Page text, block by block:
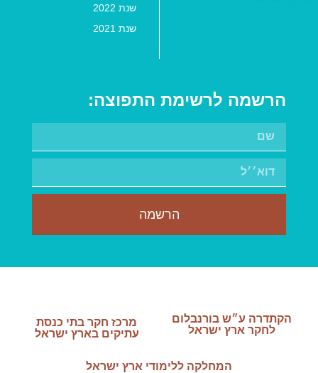
שנת 2022
שנת 2021
הרשמה לרשימת התפוצה:
הרשמה
הקתדרה ע״ש בורנבלום
לחקר ארץ ישראל
מרכז חקר בתי כנסת
עתיקים בארץ ישראל
המחלקה ללימודי ארץ ישראל